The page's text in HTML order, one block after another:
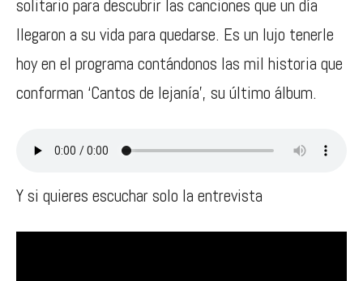
solitario para descubrir las canciones que un día
llegaron a su vida para quedarse. Es un lujo tenerle
hoy en el programa contándonos las mil historia que
conforman ‘Cantos de lejanía’, su último álbum.
Y si quieres escuchar solo la entrevista